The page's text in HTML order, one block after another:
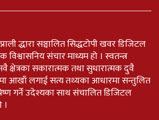
द्धारा सञ्चालित सिद्धटोपी खवर डिजिटल
विश्वासनिय संचार माध्यम हो । स्वतन्त्र
क्षेत्रका सकारात्मक तथा सुधारात्मक दुवै
आखाँ लगाई सत्य तथ्यका आधारमा सन्तुलित
गर्ने उदेश्यका साथ संचालित डिजिटल